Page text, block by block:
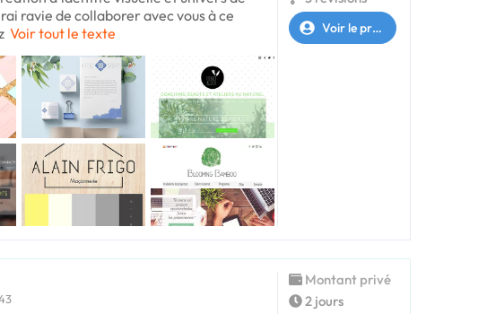
ravie de collaborer avec vous à ce
Voir tout le texte Voir le profil
Montant privé
2 jours